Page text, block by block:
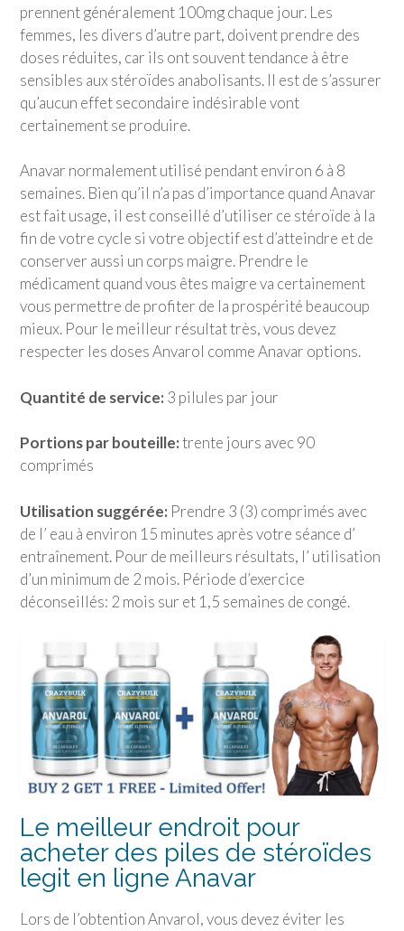
prennent généralement 100mg chaque jour. Les
femmes, les divers d’autre part, doivent prendre des
doses réduites, car ils ont souvent tendance à être
sensibles aux stéroïdes anabolisants. Il est de s’assurer
qu’aucun effet secondaire indésirable vont
certainement se produire.
Anavar normalement utilisé pendant environ 6 à 8
semaines. Bien qu’il n’a pas d’importance quand Anavar
est fait usage, il est conseillé d’utiliser ce stéroïde à la
fin de votre cycle si votre objectif est d’atteindre et de
conserver aussi un corps maigre. Prendre le
médicament quand vous êtes maigre va certainement
vous permettre de profiter de la prospérité beaucoup
mieux. Pour le meilleur résultat très, vous devez
respecter les doses Anvarol comme Anavar options.
Quantité de service: 3 pilules par jour
Portions par bouteille:trente jours avec 90
comprimés
Utilisation suggérée: Prendre 3 (3) comprimés avec
de l’ eau à environ 15 minutes après votre séance d’
entraînement. Pour de meilleurs résultats, l’ utilisation
d’un minimum de 2 mois. Période d’exercice
déconseillés: 2 mois sur et 1,5 semaines de congé.
Le meilleur endroit pour
acheter des piles de stéroïdes
legit en ligne Anavar
Lors de l’obtention Anvarol, vous devez éviter les